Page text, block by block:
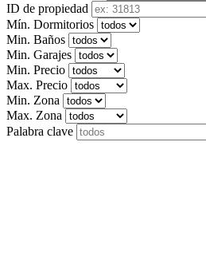
ID de propiedad
Mín. Dormitorios
Min. Baños
Min. Garajes
Min. Precio
Max. Precio
Min. Zona
Max. Zona
Palabra clave